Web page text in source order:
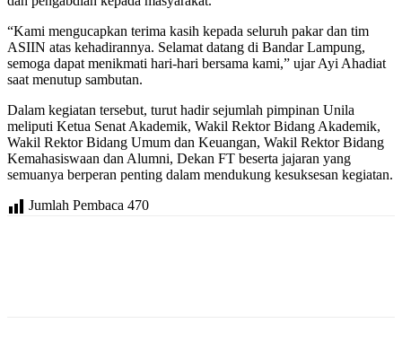
“Kami mengucapkan terima kasih kepada seluruh pakar dan tim
ASIIN atas kehadirannya. Selamat datang di Bandar Lampung,
semoga dapat menikmati hari-hari bersama kami,” ujar Ayi Ahadiat
saat menutup sambutan.
Dalam kegiatan tersebut, turut hadir sejumlah pimpinan Unila
meliputi Ketua Senat Akademik, Wakil Rektor Bidang Akademik,
Wakil Rektor Bidang Umum dan Keuangan, Wakil Rektor Bidang
Kemahasiswaan dan Alumni, Dekan FT beserta jajaran yang
semuanya berperan penting dalam mendukung kesuksesan kegiatan.
Jumlah Pembaca 470